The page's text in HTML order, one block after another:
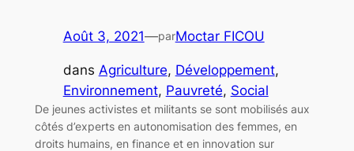
Août 3, 2021—parMoctar FICOU
dans Agriculture, Développement
Environnement, Pauvreté, Social
De jeunes activistes et militants se sont mobilisés aux
côtés d’experts en autonomisation des femmes, en
droits humains, en finance et en innovation sur